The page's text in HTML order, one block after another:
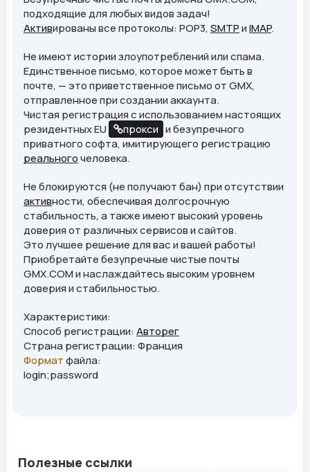
подходящие для любых видов задач!
Активированы все протоколы: POP3,SMTPиIMAP.
Не имеют истории злоупотреблений или спама.
Единственное письмо, которое может быть в
почте, — это приветственное письмо от GMX,
отправленное при создании аккаунта.
Чистая регистрация с использованием настоящих
резидентных EU
прокси и безупречного
приватного софта, имитирующего регистрацию
реальногочеловека.
Не блокируются (не получают бан) при отсутствии
активности, обеспечивая долгосрочную
стабильность, а также имеют высокий уровень
доверия от различных сервисов и сайтов.
Это лучшее решение для вас и вашей работы!
Приобретайте безупречные чистые почты
GMX.COM и наслаждайтесь высоким уровнем
доверия и стабильностью.
Характеристики:
Способ регистрации:Авторег
Страна регистрации: Франция
Форматфайла:
login;password
Полезные ссылки